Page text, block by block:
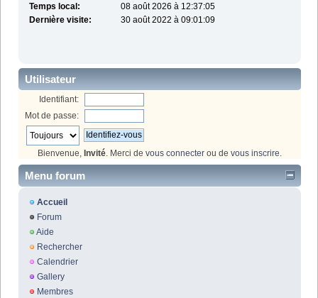
Temps local:
08 août 2026 à 12:37:05
Dernière visite:
30 août 2022 à 09:01:09
Utilisateur
Identifiant:
Mot de passe:
Bienvenue, Invité . Merci de vous connecter ou de vous inscrire
Menu forum
Accueil
Forum
Aide
Rechercher
Calendrier
Gallery
Membres